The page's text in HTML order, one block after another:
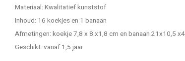
Materiaal: Kwalitatief kunststof
Inhoud: 16 koekjes en 1 banaan
Afmetingen: koekje 7,8 x 8 x1,8 cm en banaan 21x10,5
Geschikt: vanaf 1,5 jaar